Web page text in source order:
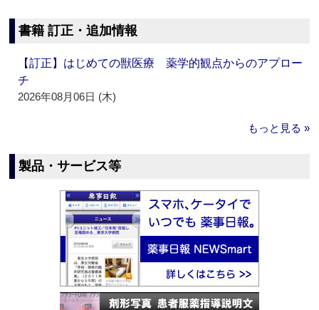
書籍 訂正・追加情報
【訂正】はじめての獣医療 薬学的観点からのアプロー
チ
2026年08月06日 (木)
もっと見る »
製品・サービス等